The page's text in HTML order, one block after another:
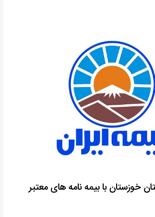
خوزستان با بیمه نامه های معتبر